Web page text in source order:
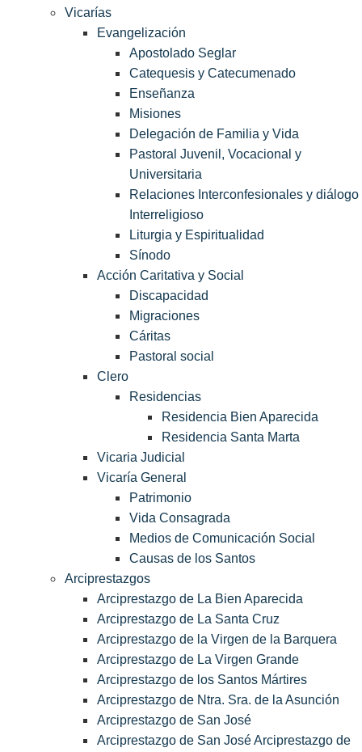
Vicarías
Evangelización
Apostolado Seglar
Catequesis y Catecumenado
Enseñanza
Misiones
Delegación de Familia y Vida
Pastoral Juvenil, Vocacional y
Universitaria
Relaciones Interconfesionales y diálogo
Interreligioso
Liturgia y Espiritualidad
Sínodo
Acción Caritativa y Social
Discapacidad
Migraciones
Cáritas
Pastoral social
Clero
Residencias
Residencia Bien Aparecida
Residencia Santa Marta
Vicaria Judicial
Vicaría General
Patrimonio
Vida Consagrada
Medios de Comunicación Social
Causas de los Santos
Arciprestazgos
Arciprestazgo de La Bien Aparecida
Arciprestazgo de La Santa Cruz
Arciprestazgo de la Virgen de la Barquera
Arciprestazgo de La Virgen Grande
Arciprestazgo de los Santos Mártires
Arciprestazgo de Ntra. Sra. de la Asunción
Arciprestazgo de San José
Arciprestazgo de San José Arciprestazgo de